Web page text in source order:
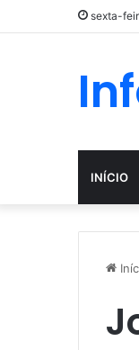
sexta-
INÍCIO